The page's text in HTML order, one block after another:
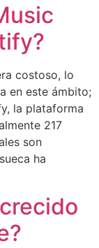
costoso, lo
en este ámbito;
la plataforma
217
son
ha